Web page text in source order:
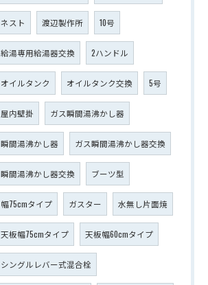
ネスト 渡辺製作所 10号
給湯専用給湯器交換 2ハンドル
オイルタンク オイルタンク交換 5号
屋内壁掛 ガス瞬間湯沸かし器
瞬間湯沸かし器 ガス瞬間湯沸かし器交換
瞬間湯沸かし器交換 ブーツ型
幅75cmタイプ ガスター 水無し片面焼
天板幅75cmタイプ 天板幅60cmタイプ
シングルレバー式混合栓